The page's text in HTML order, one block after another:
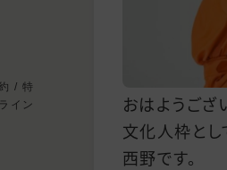
/ 特
イン
おはようござ
文化人枠とし
西野です。